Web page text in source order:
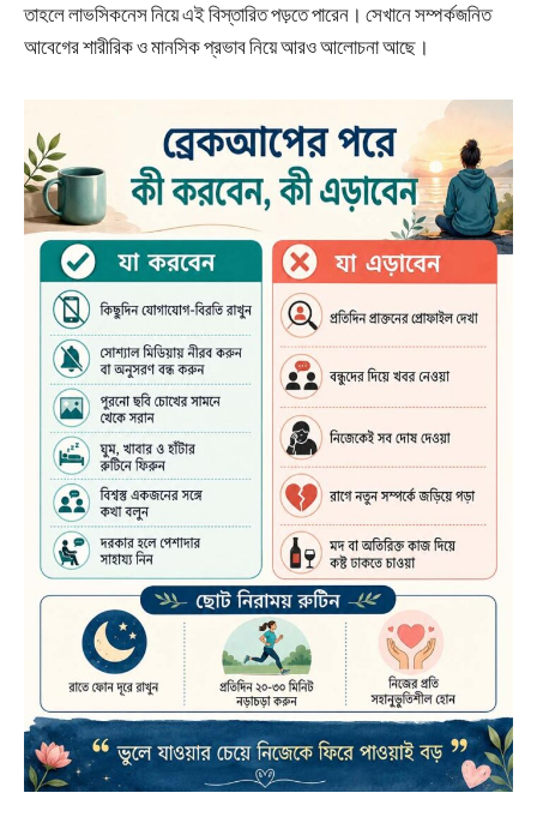
তাহলে লাভসিকনেস নিয়ে এই বিস্তারিত পড়তে পারেন। সেখানে সম্পর্কজনিত
আবেগের শারীরিক ও মানসিক প্রভাব নিয়ে আরও আলোচনা আছে।